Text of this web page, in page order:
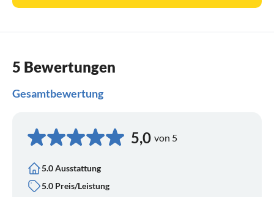
5 Bewertungen
Gesamtbewertung
5,0 von 5
5.0 Ausstattung
5.0 Preis/Leistung